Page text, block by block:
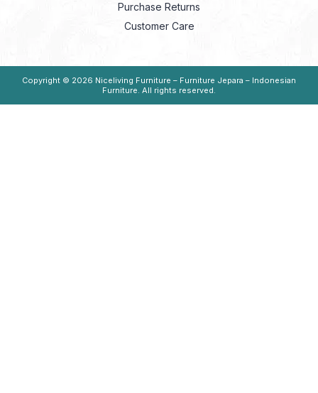
Purchase Returns
Customer Care
Copyright © 2026 Niceliving Furniture – Furniture Jepara – Indonesian
Furniture. All rights reserved.